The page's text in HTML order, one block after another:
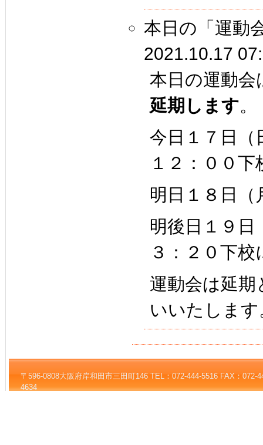
本日の「運動
2021.10.17
本日の運動会
延期します。
今日１７日（
１２：００
明日１８日（
明後日１９
３：２０下
運動会は延
いいたします
〒596-0808大阪府岸和田市三田町146 TEL：072-444-5516 FAX：072-
4634